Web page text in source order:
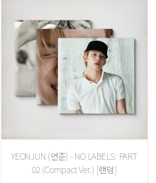
YEONJUN (연준) - NO LABELS: PART
02 (Compact Ver.) [랜덤]